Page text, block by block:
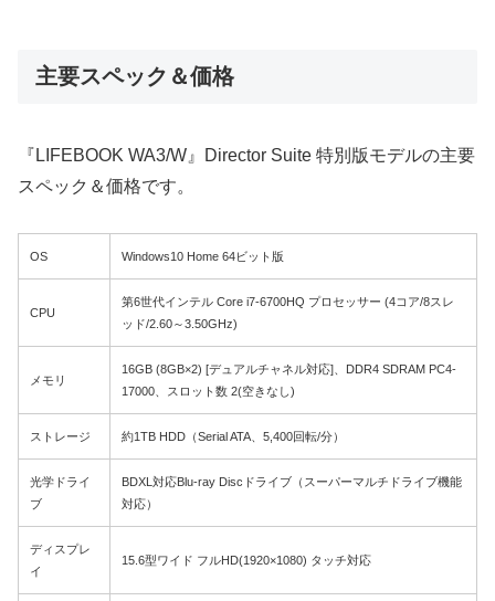
主要スペック＆価格
『LIFEBOOK WA3/W』Director Suite 特別版モデルの主要
スペック＆価格です。
OS Windows10 Home 64ビット版
CPU
第6世代インテル Core i7-6700HQ プロセッサー (4コア/8スレ
ッド/2.60～3.50GHz)
メモリ
16GB (8GB×2) [デュアルチャネル対応]、DDR4 SDRAM PC4-
17000、スロット数 2(空きなし)
ストレージ 約1TB HDD（Serial ATA、5,400回転/分）
光学ドライ
ブ
BDXL対応Blu-ray Discドライブ（スーパーマルチドライブ機能
対応）
ディスプレ
イ
15.6型ワイド フルHD(1920×1080) タッチ対応